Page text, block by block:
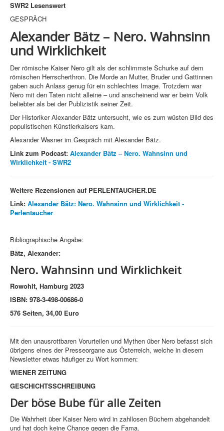
SWR2 Lesenswert
GESPRÄCH
Alexander Bätz – Nero. Wahnsinn
und Wirklichkeit
Der römische Kaiser Nero gilt als der schlimmste Schurke auf dem
römischen Herrscherthron. Die Morde an Mutter, Bruder und Gattinnen
gaben auch Anlass genug für ein schlechtes Image. Trotzdem war
Nero mit den Taten nicht alleine – und anscheinend war er beim Volk
beliebter als bei der Publizistik seiner Zeit.
Der Historiker Alexander Bätz untersucht, wie es zum wüsten Bild des
populistischen Künstlerkaisers kam.
Alexander Wasner im Gespräch mit Alexander Bätz.
Link zum Podcast: Alexander Bätz – Nero. Wahnsinn und
Wirklichkeit - SWR2
Weitere Rezensionen auf PERLENTAUCHER.DE
Link: Alexander Bätz: Nero. Wahnsinn und Wirklichkeit -
Perlentaucher
Bibliographische Angabe:
Bätz, Alexander:
Nero. Wahnsinn und Wirklichkeit
Rowohlt, Hamburg 2023
ISBN: 978-3-498-00686-0
576 Seiten, 34,00 Euro
Mit den unausrottbaren Vorurteilen und Mythen über Nero befasst sich
übrigens eines der Presseorgane aus Österreich, welche in diesem
Newsletter etwas häufiger zu Wort kommen:
WIENER ZEITUNG
GESCHICHTSSCHREIBUNG
Der böse Bube für alle Zeiten
Die Wahrheit über Kaiser Nero wird in zahllosen Büchern abgehandelt
und hat doch keine Chance gegen die Fama.